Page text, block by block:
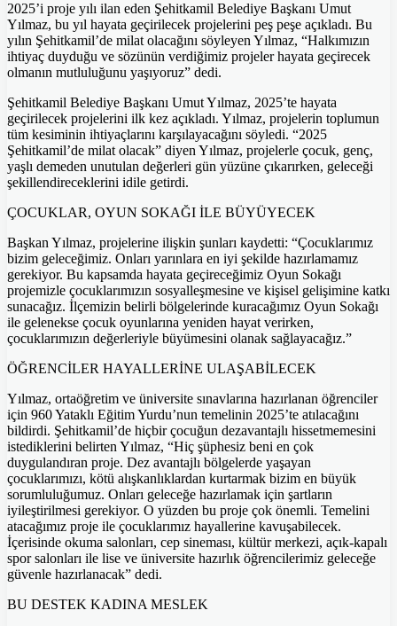
2025’i proje yılı ilan eden Şehitkamil Belediye Başkanı Umut
Yılmaz, bu yıl hayata geçirilecek projelerini peş peşe açıkladı. Bu
yılın Şehitkamil’de milat olacağını söyleyen Yılmaz, “Halkımızın
ihtiyaç duyduğu ve sözünün verdiğimiz projeler hayata geçirecek
olmanın mutluluğunu yaşıyoruz” dedi.
Şehitkamil Belediye Başkanı Umut Yılmaz, 2025’te hayata
geçirilecek projelerini ilk kez açıkladı. Yılmaz, projelerin toplumun
tüm kesiminin ihtiyaçlarını karşılayacağını söyledi. “2025
Şehitkamil’de milat olacak” diyen Yılmaz, projelerle çocuk, genç,
yaşlı demeden unutulan değerleri gün yüzüne çıkarırken, geleceği
şekillendireceklerini idile getirdi.
ÇOCUKLAR, OYUN SOKAĞI İLE BÜYÜYECEK
Başkan Yılmaz, projelerine ilişkin şunları kaydetti: “Çocuklarımız
bizim geleceğimiz. Onları yarınlara en iyi şekilde hazırlamamız
gerekiyor. Bu kapsamda hayata geçireceğimiz Oyun Sokağı
projemizle çocuklarımızın sosyalleşmesine ve kişisel gelişimine katkı
sunacağız. İlçemizin belirli bölgelerinde kuracağımız Oyun Sokağı
ile gelenekse çocuk oyunlarına yeniden hayat verirken,
çocuklarımızın değerleriyle büyümesini olanak sağlayacağız.”
ÖĞRENCİLER HAYALLERİNE ULAŞABİLECEK
Yılmaz, ortaöğretim ve üniversite sınavlarına hazırlanan öğrenciler
için 960 Yataklı Eğitim Yurdu’nun temelinin 2025’te atılacağını
bildirdi. Şehitkamil’de hiçbir çocuğun dezavantajlı hissetmemesini
istediklerini belirten Yılmaz, “Hiç şüphesiz beni en çok
duygulandıran proje. Dez avantajlı bölgelerde yaşayan
çocuklarımızı, kötü alışkanlıklardan kurtarmak bizim en büyük
sorumluluğumuz. Onları geleceğe hazırlamak için şartların
iyileştirilmesi gerekiyor. O yüzden bu proje çok önemli. Temelini
atacağımız proje ile çocuklarımız hayallerine kavuşabilecek.
İçerisinde okuma salonları, cep sineması, kültür merkezi, açık-kapalı
spor salonları ile lise ve üniversite hazırlık öğrencilerimiz geleceğe
güvenle hazırlanacak” dedi.
BU DESTEK KADINA MESLEK